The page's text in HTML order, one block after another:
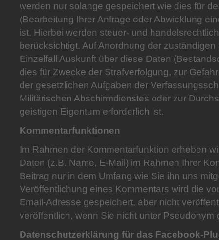
werden nur solange gespeichert wie dies für
(Bearbeitung Ihrer Anfrage oder Abwicklung
ist. Hierbei werden steuer- und
berücksichtigt. Auf Anordnung der zuständigen
Einzelfall Auskunft über diese Daten
dies für Zwecke der Strafverfolgung, zur
der gesetzlichen Aufgaben der
Militärischen Abschirmdienstes oder zur
geistigen Eigentum erforderlich ist.
Kommentarfunktionen
Im Rahmen der Kommentarfunktion erheben
Daten (z.B. Name, E-Mail) im Rahmen Ihrer
Beitrag nur in dem Umfang wie Sie ihn uns
Veröffentlichung eines Kommentars wird die
Email-Adresse gespeichert, aber nicht
veröffentlich, wenn Sie nicht unter Pseudonym
Datenschutzerklärung für das Facebook-